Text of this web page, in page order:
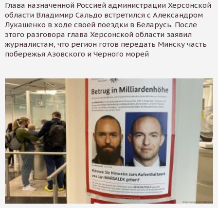
Глава назначенной Россией администрации Херсонской
области Владимир Сальдо встретился с Александром
Лукашенко в ходе своей поездки в Беларусь. После
этого разговора глава Херсонской области заявил
журналистам, что регион готов передать Минску часть
побережья Азовского и Черного морей